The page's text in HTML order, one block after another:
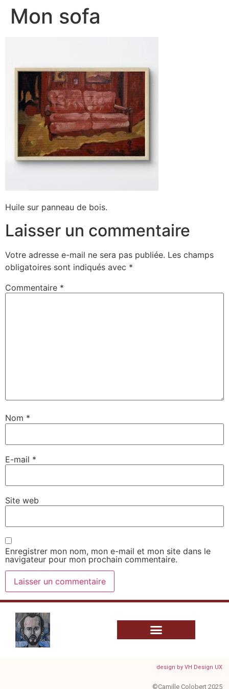
Mon sofa
Huile sur panneau de bois.
Laisser un commentaire
Votre adresse e-mail ne sera pas publiée. Les champs
obligatoires sont indiqués avec *
Commentaire *
Nom *
E-mail *
Site web
Enregistrer mon nom, mon e-mail et mon site dans le
navigateur pour mon prochain commentaire.
design by VH Design UX
©Camille Colobert 2025